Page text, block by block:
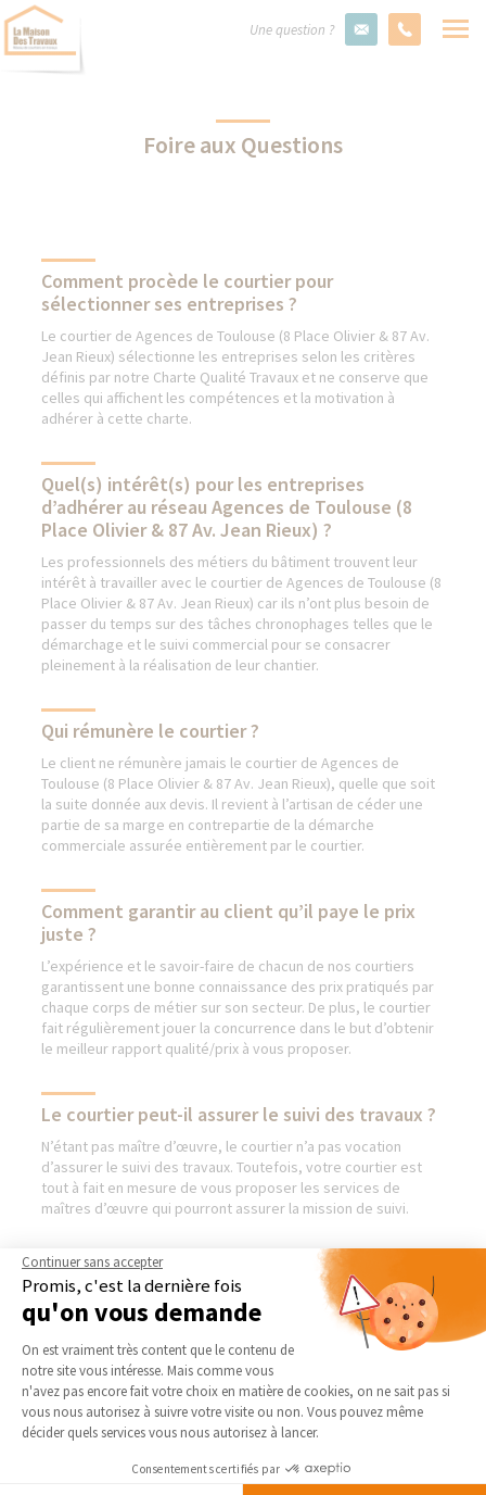
Une question ?
Foire aux Questions
Comment procède le courtier pour
sélectionner ses entreprises ?
Le courtier de Agences de Toulouse (8 Place Olivier & 87 Av.
Jean Rieux) sélectionne les entreprises selon les critères
définis par notre Charte Qualité Travaux et ne conserve que
celles qui affichent les compétences et la motivation à
adhérer à cette charte.
Quel(s) intérêt(s) pour les entreprises
d’adhérer au réseau Agences de Toulouse (8
Place Olivier & 87 Av. Jean Rieux) ?
Les professionnels des métiers du bâtiment trouvent leur
intérêt à travailler avec le courtier de Agences de Toulouse (8
Place Olivier & 87 Av. Jean Rieux) car ils n’ont plus besoin de
passer du temps sur des tâches chronophages telles que le
démarchage et le suivi commercial pour se consacrer
pleinement à la réalisation de leur chantier.
Qui rémunère le courtier ?
Le client ne rémunère jamais le courtier de Agences de
Toulouse (8 Place Olivier & 87 Av. Jean Rieux), quelle que soit
la suite donnée aux devis. Il revient à l’artisan de céder une
partie de sa marge en contrepartie de la démarche
commerciale assurée entièrement par le courtier.
Comment garantir au client qu’il paye le prix
juste ?
L’expérience et le savoir-faire de chacun de nos courtiers
garantissent une bonne connaissance des prix pratiqués par
chaque corps de métier sur son secteur. De plus, le courtier
fait régulièrement jouer la concurrence dans le but d’obtenir
le meilleur rapport qualité/prix à vous proposer.
Le courtier peut-il assurer le suivi des travaux ?
N’étant pas maître d’œuvre, le courtier n’a pas vocation
d’assurer le suivi des travaux. Toutefois, votre courtier est
tout à fait en mesure de vous proposer les services de
maîtres d’œuvre qui pourront assurer la mission de suivi.
AGENCES DE TOULOUSE (8
PLACE OLIVIER & 87 AV. JEAN
Qui sommes-nous
Actualités
Notre charte qualité
NOS DOMAINES
D’INTERVENTION
EXTENSION
RÉNOVATION INTÉRIEURE
TRAVAUX EXTÉRIEURS
NOS PARTENAIRES
Continuer sans accepter
Promis, c'est la dernière fois
qu'on vous demande
Plateforme de Gestion du
On est vraiment très content que le contenu de
notre site vous intéresse. Mais comme vous
n'avez pas encore fait votre choix en matière de cookies, on ne sait pas si
vous nous autorisez à suivre votre visite ou non. Vous pouvez même
décider quels services vous nous autorisez à lancer.
Consentements certifiés par
Axeptio consent